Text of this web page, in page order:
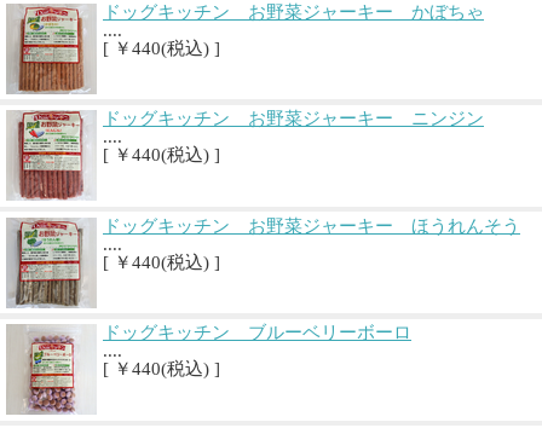
ドッグキッチン お野菜ジャーキー かぼちゃ
....
[ ￥440(税込) ]
ドッグキッチン お野菜ジャーキー ニンジン
....
[ ￥440(税込) ]
ドッグキッチン お野菜ジャーキー ほうれんそう
....
[ ￥440(税込) ]
ドッグキッチン ブルーベリーボーロ
....
[ ￥440(税込) ]